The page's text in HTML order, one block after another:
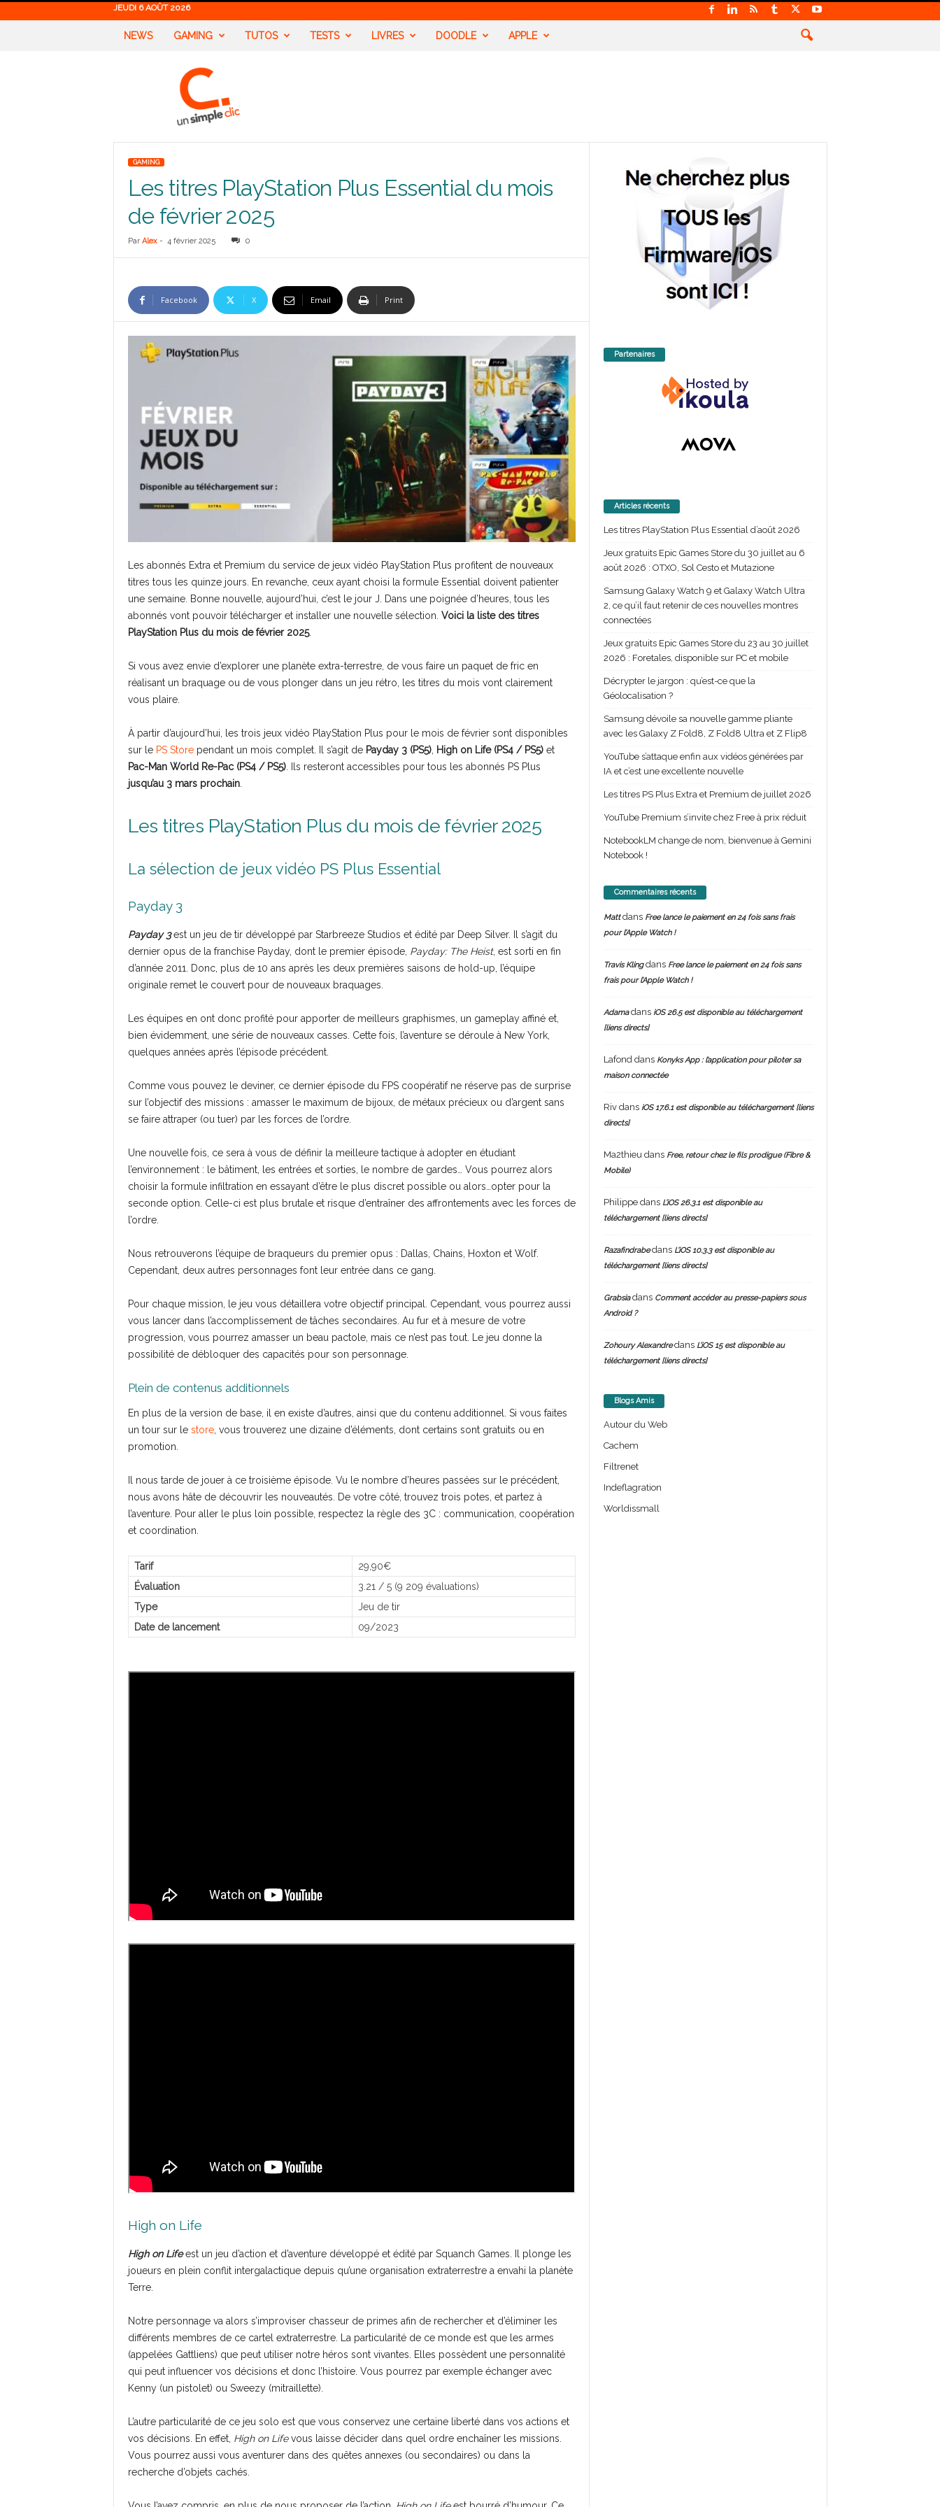
JEUDI 6 AOÛT 2026
NEWS GAMING TUTOS TESTS LIVRES DOODLE APPLE
GAMING
Les titres PlayStation Plus Essential du mois
de février 2025
Par Alex- 4 février 2025 0
Facebook X Email Print
Les abonnés Extra et Premium du service de jeux vidéo PlayStation Plus profitent de nouveaux
titres tous les quinze jours. En revanche, ceux ayant choisi la formule Essential doivent patienter
une semaine. Bonne nouvelle, aujourd’hui, c’est le jour J. Dans une poignée d’heures, tous les
abonnés vont pouvoir télécharger et installer une nouvelle sélection. Voici la liste des titres
PlayStation Plus du mois de février 2025.
Si vous avez envie d’explorer une planète extra-terrestre, de vous faire un paquet de fric en
réalisant un braquage ou de vous plonger dans un jeu rétro, les titres du mois vont clairement
vous plaire.
À partir d’aujourd’hui, les trois jeux vidéo PlayStation Plus pour le mois de février sont disponibles
sur le PS Storependant un mois complet. Il s’agit de Payday 3 (PS5), High on Life (PS4 / PS5)et
Pac-Man World Re-Pac (PS4 / PS5). Ils resteront accessibles pour tous les abonnés PS Plus
jusqu’au 3 mars prochain.
Les titres PlayStation Plus du mois de février 2025
La sélection de jeux vidéo PS Plus Essential
Payday 3
Payday 3 est un jeu de tir développé par Starbreeze Studios et édité par Deep Silver. Il s’agit du
dernier opus de la franchise Payday, dont le premier épisode, Payday: The Heist, est sorti en fin
d’année 2011. Donc, plus de 10 ans après les deux premières saisons de hold-up, l’équipe
originale remet le couvert pour de nouveaux braquages.
Les équipes en ont donc profité pour apporter de meilleurs graphismes, un gameplay affiné et,
bien évidemment, une série de nouveaux casses. Cette fois, l’aventure se déroule à New York,
quelques années après l’épisode précédent.
Comme vous pouvez le deviner, ce dernier épisode du FPS coopératif ne réserve pas de surprise
sur l’objectif des missions : amasser le maximum de bijoux, de métaux précieux ou d’argent sans
se faire attraper (ou tuer) par les forces de l’ordre.
Une nouvelle fois, ce sera à vous de définir la meilleure tactique à adopter en étudiant
l’environnement : le bâtiment, les entrées et sorties, le nombre de gardes… Vous pourrez alors
choisir la formule infiltration en essayant d’être le plus discret possible ou alors…opter pour la
seconde option. Celle-ci est plus brutale et risque d’entraîner des affrontements avec les forces de
l’ordre.
Nous retrouverons l’équipe de braqueurs du premier opus : Dallas, Chains, Hoxton et Wolf.
Cependant, deux autres personnages font leur entrée dans ce gang.
Pour chaque mission, le jeu vous détaillera votre objectif principal. Cependant, vous pourrez aussi
vous lancer dans l’accomplissement de tâches secondaires. Au fur et à mesure de votre
progression, vous pourrez amasser un beau pactole, mais ce n’est pas tout. Le jeu donne la
possibilité de débloquer des capacités pour son personnage.
Plein de contenus additionnels
En plus de la version de base, il en existe d’autres, ainsi que du contenu additionnel. Si vous faites
un tour sur le store, vous trouverez une dizaine d’éléments, dont certains sont gratuits ou en
promotion.
Il nous tarde de jouer à ce troisième épisode. Vu le nombre d’heures passées sur le précédent,
nous avons hâte de découvrir les nouveautés. De votre côté, trouvez trois potes, et partez à
l’aventure. Pour aller le plus loin possible, respectez la règle des 3C : communication, coopération
et coordination.
Tarif
29,90€
Évaluation
3.21 / 5 (9 209 évaluations)
Type
Jeu de tir
Date de lancement
09/2023
High on Life
High on Lifeest un jeu d’action et d’aventure développé et édité par Squanch Games. Il plonge les
joueurs en plein conflit intergalactique depuis qu’une organisation extraterrestre a envahi la planète
Terre.
Notre personnage va alors s’improviser chasseur de primes afin de rechercher et d’éliminer les
différents membres de ce cartel extraterrestre. La particularité de ce monde est que les armes
(appelées Gattliens) que peut utiliser notre héros sont vivantes. Elles possèdent une personnalité
qui peut influencer vos décisions et donc l’histoire. Vous pourrez par exemple échanger avec
Kenny (un pistolet) ou Sweezy (mitraillette).
L’autre particularité de ce jeu solo est que vous conservez une certaine liberté dans vos actions et
vos décisions. En effet, High on Lifevous laisse décider dans quel ordre enchaîner les missions.
Vous pourrez aussi vous aventurer dans des quêtes annexes (ou secondaires) ou dans la
recherche d’objets cachés.
Partenaires
Articles récents
Les titres PlayStation Plus Essential d’août 2026
Jeux gratuits Epic Games Store du 30 juillet au 6
août 2026 : OTXO, Sol Cesto et Mutazione
Samsung Galaxy Watch 9 et Galaxy Watch Ultra
2, ce qu’il faut retenir de ces nouvelles montres
connectées
Jeux gratuits Epic Games Store du 23 au 30 juillet
2026 : Foretales, disponible sur PC et mobile
Décrypter le jargon : qu’est-ce que la
Géolocalisation ?
Samsung dévoile sa nouvelle gamme pliante
avec les Galaxy Z Fold8, Z Fold8 Ultra et Z Flip8
YouTube s’attaque enfin aux vidéos générées par
IA et c’est une excellente nouvelle
Les titres PS Plus Extra et Premium de juillet 2026
YouTube Premium s’invite chez Free à prix réduit
NotebookLM change de nom, bienvenue à Gemini
Notebook !
Commentaires récents
Mattdans Free lance le paiement en 24 fois sans frais
pour l’Apple Watch !
Travis Klingdans Free lance le paiement en 24 fois sans
frais pour l’Apple Watch !
Adamadans iOS 26.5 est disponible au téléchargement
[liens directs]
Lafond dans Konyks App : l’application pour piloter sa
maison connectée
Rivdans iOS 17.6.1 est disponible au téléchargement [liens
directs]
Ma2thieu dans Free, retour chez le fils prodigue (Fibre &
Mobile)
Philippedans L’iOS 26.3.1 est disponible au
téléchargement [liens directs]
Razafindrabedans L’iOS 10.3.3 est disponible au
téléchargement [liens directs]
Grabsiadans Comment accéder au presse-papiers sous
Android ?
Zohoury Alexandredans L’iOS 15 est disponible au
téléchargement [liens directs]
Blogs Amis
Autour du Web
Cachem
Filtrenet
Indeflagration
Worldissmall